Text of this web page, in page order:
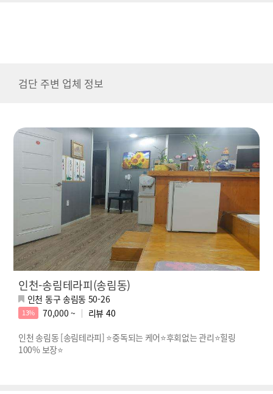
검단 주변 업체 정보
인천-송림테라피(송림동)
인천 동구 송림동 50-26
13% 70,000 ~ 리뷰 40
인천 송림동 [송림테라피] ⭐중독되는 케어⭐후회없는 관리⭐힐링
100% 보장⭐